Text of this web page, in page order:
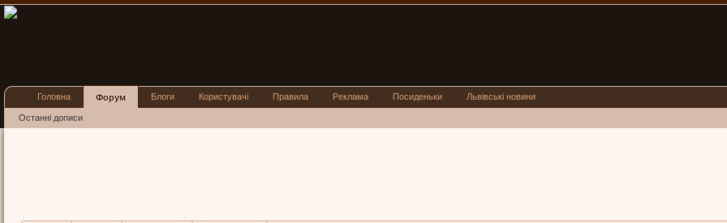
Головна Форум
Останні дописи
Блоги Користувачі Правила Реклама Посиденьки Львівські новини